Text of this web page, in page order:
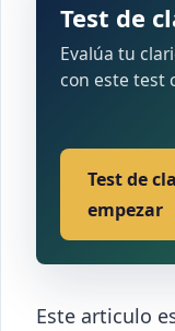
Test de
Evalúa tu
con este test
Test de
empezar
Este articulo